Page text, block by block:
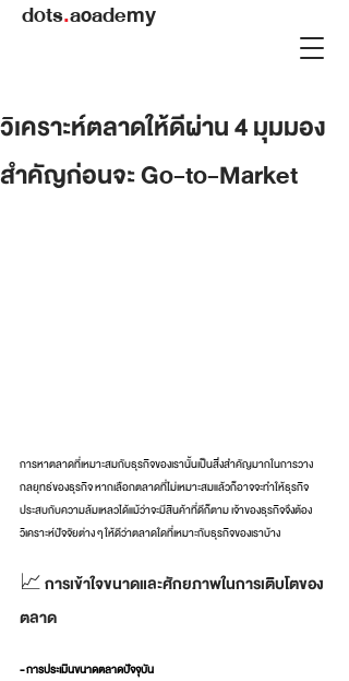
dots.academy
วิเคราะห์ตลาดให้ดีผ่าน 4 มุมมอง
สำคัญก่อนจะ Go-to-Market
การหาตลาดที่เหมาะสมกับธุรกิจของเรานั้นเป็นสิ่งสำคัญมากในการวาง
กลยุทธ์ของธุรกิจ หากเลือกตลาดที่ไม่เหมาะสมแล้วก็อาจจะทำให้ธุรกิจ
ประสบกับความล้มเหลวได้แม้ว่าจะมีสินค้าที่ดีก็ตาม เจ้าของธุรกิจจึงต้อง
วิเคราะห์ปัจจัยต่าง ๆ ให้ดีว่าตลาดใดที่เหมาะกับธุรกิจของเราบ้าง
📈 การเข้าใจขนาดและศักยภาพในการเติบโตของ
ตลาด
- การประเมินขนาดตลาดปัจจุบัน